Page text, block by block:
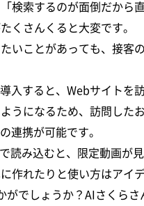
検索するのが面倒だから
くさんくると大変です。
いことがあっても、接客
入すると、Webサイトを
うになるため、訪問した
連携が可能です。
読み込むと、限定動画が
作れたりと使い方はアイ
でしょうか？AIさくら